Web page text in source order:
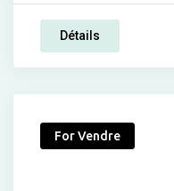
Détails
For Vendre